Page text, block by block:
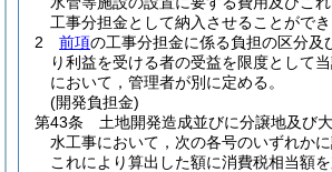
工事分担金として納入させることができ
2
前項の工事分担金に係る負担の区分及
り利益を受ける者の受益を限度として
において，管理者が別に定める。
(開発負担金)
第43条
土地開発造成並びに分譲地及び
水工事において，次の各号のいずれかに
これにより算出した額に消費税相当額